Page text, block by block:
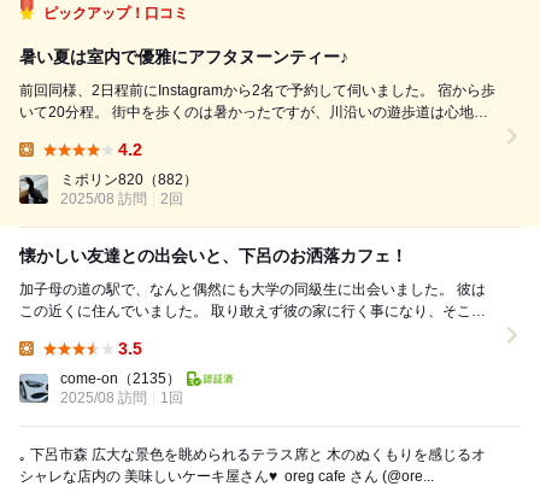
ピックアップ！口コミ
暑い夏は室内で優雅にアフタヌーンティー♪
前回同様、2日程前にInstagramから2名で予約して伺いました。 宿から歩
いて20分程。 街中を歩くのは暑かったですが、川沿いの遊歩道は心地よ
論、広い駐車場もあるので車でも来られます。 気候の良い時期は、屋外
で飛騨川の...
4.2
ミポリン820 （882）
2025/08 訪問
2回
懐かしい友達との出会いと、下呂のお洒落カフェ！
加子母の道の駅で、なんと偶然にも大学の同級生に出会いました。 彼は
この近くに住んでいました。 取り敢えず彼の家に行く事になり、そこで
3.5
come-on （2135）
2025/08 訪問
1回
｡ 下呂市森 広大な景色を眺められるテラス席と⁡ ⁡木のぬくもりを感じるオ
シャレな店内の⁡ ⁡美味しいケーキ屋さん♥ ⁡ oreg cafe さん⁡ ⁡(@ore...